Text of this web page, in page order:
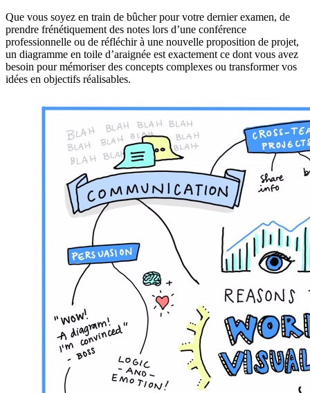
Que vous soyez en train de bûcher pour votre dernier examen, de
prendre frénétiquement des notes lors d’une conférence
professionnelle ou de réfléchir à une nouvelle proposition de projet,
un diagramme en toile d’araignée est exactement ce dont vous avez
besoin pour mémoriser des concepts complexes ou transformer vos
idées en objectifs réalisables.